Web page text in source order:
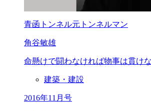
青函トンネル元トンネルマン
角谷敏雄
命懸けで闘わなければ物事は貫け
建築・建設
2016年11月号